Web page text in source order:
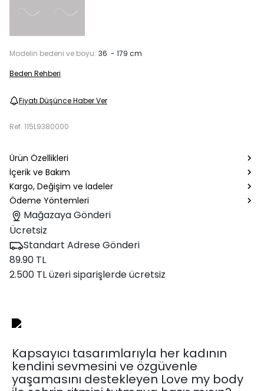
Modelin bedeni ve boyu: 36 - 179 cm
Beden Rehberi
Fiyatı Düşünce Haber Ver
Ref. 115L9380000
Ürün Özellikleri
İçerik ve Bakım
Kargo, Değişim ve İadeler
Ödeme Yöntemleri
Mağazaya Gönderi
Ücretsiz
Standart Adrese Gönderi
89.90 TL
2.500 TL üzeri siparişlerde ücretsiz
Kapsayıcı tasarımlarıyla her kadının
kendini sevmesini ve özgüvenle
yaşamasını destekleyen Love my body